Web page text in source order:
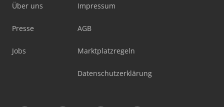
Über uns
Presse
Jobs
Impressum
AGB
Marktplatzregeln
Datenschutzerklärung